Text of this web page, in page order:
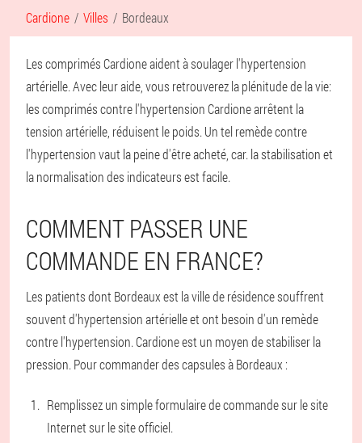
Cardione Villes Bordeaux
Les comprimés Cardione aident à soulager l'hypertension
artérielle. Avec leur aide, vous retrouverez la plénitude de la vie:
les comprimés contre l'hypertension Cardione arrêtent la
tension artérielle, réduisent le poids. Un tel remède contre
l'hypertension vaut la peine d'être acheté, car. la stabilisation et
la normalisation des indicateurs est facile.
COMMENT PASSER UNE
COMMANDE EN FRANCE?
Les patients dont Bordeaux est la ville de résidence souffrent
souvent d'hypertension artérielle et ont besoin d'un remède
contre l'hypertension. Cardione est un moyen de stabiliser la
pression. Pour commander des capsules à Bordeaux :
Remplissez un simple formulaire de commande sur le site
Internet sur le site officiel.